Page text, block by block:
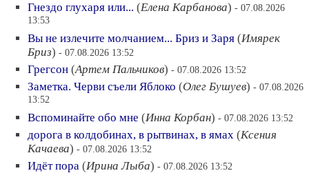
Гнездо глухаря или... (Елена Карбанова) - 07.08.2026
13:53
Вы не излечите молчанием... Бриз и Заря (Имярек
Бриз) - 07.08.2026 13:52
Грегсон (Артем Пальчиков) - 07.08.2026 13:52
Заметка. Черви съели Яблоко (Олег Бушуев) - 07.08.2026
13:52
Вспоминайте обо мне (Инна Корбан) - 07.08.2026 13:52
дорога в колдобинах, в рытвинах, в ямах (Ксения
Качаева) - 07.08.2026 13:52
Идёт пора (Ирина Лыба) - 07.08.2026 13:52